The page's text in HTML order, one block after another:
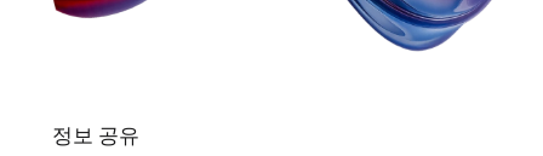
정보 공유